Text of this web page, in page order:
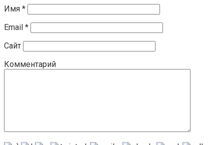
Имя *
Email *
Сайт
Комментарий